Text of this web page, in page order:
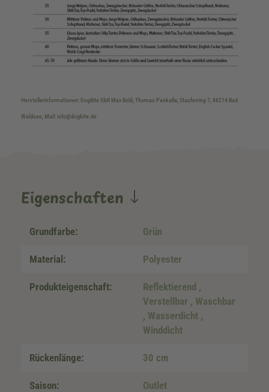
Herstellerinformationen: DogBite GbR Max Bold, Thomas Pankalla, Stauferring 7, 88214 Bad
Waldsee, Mail: info@dogbite.de
Eigenschaften
Grundfarbe: Grün
Material: Polyester
Produkteigenschaft: Reflektierend ,
Verstellbar , Waschbar
, Wasserdicht ,
Winddicht
Rückenlänge: 30 cm
Saison: Outlet